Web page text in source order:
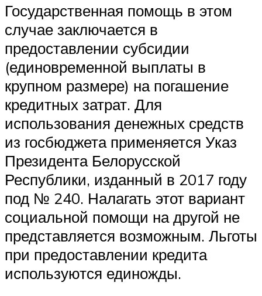
Государственная помощь в этом
случае заключается в
предоставлении субсидии
(единовременной выплаты в
крупном размере) на погашение
кредитных затрат. Для
использования денежных средств
из госбюджета применяется Указ
Президента Белорусской
Республики, изданный в 2017 году
под № 240. Налагать этот вариант
социальной помощи на другой не
представляется возможным. Льготы
при предоставлении кредита
используются единожды.